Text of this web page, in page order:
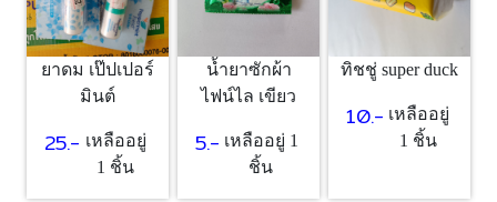
ยาดม เป๊ปเปอร์
มินต์
25.- เหลืออยู่
1 ชิ้น
น้ำยาซักผ้า
ไฟน์ไล เขียว
5.- เหลืออยู่ 1
ชิ้น
ทิชชู่ super duck
10.- เหลืออยู่
1 ชิ้น